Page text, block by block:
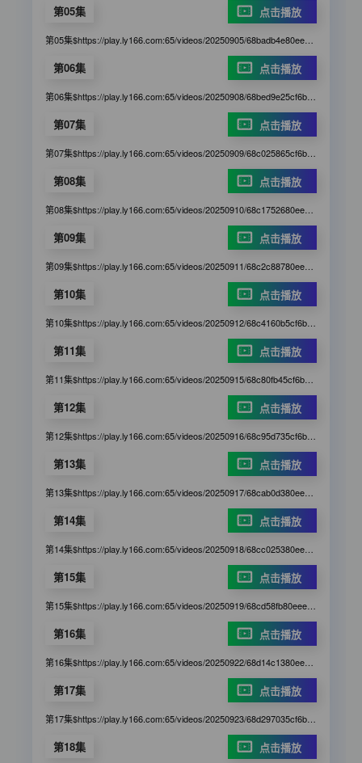
第05集 点击播放
第06集 点击播放
第07集 点击播放
第08集 点击播放
第09集 点击播放
第10集 点击播放
第11集 点击播放
第12集 点击播放
第13集 点击播放
第14集 点击播放
第15集 点击播放
第16集 点击播放
第17集 点击播放
第18集 点击播放